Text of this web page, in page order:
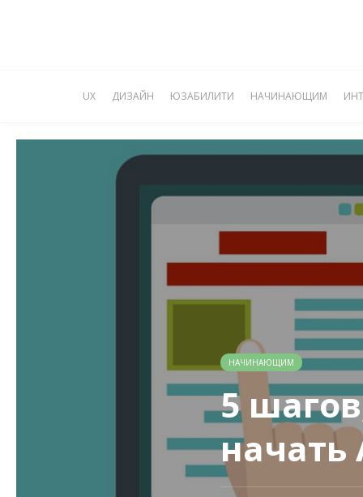
UX ДИЗАЙН ЮЗАБИЛИТИ НАЧИНАЮЩИМ
НАЧИНАЮЩИМ
5
начать